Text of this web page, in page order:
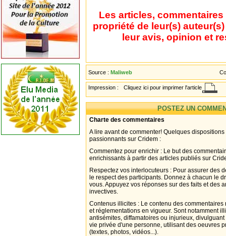
Les articles,
propriété de leur(s)
leur avis, opinion et
Source : Maliweb
Impression : Cliquez ici pour imprimer l'article
POSTEZ UN
Charte des commentaires
A lire avant de commenter! Quelques
passionnants sur Cridem :
Commentez pour enrichir : Le but des
enrichissants à partir des articles publiés sur
Respectez vos interlocuteurs : Pour assurer des
le respect des participants. Donnez à chacun le
vous. Appuyez vos réponses sur des faits et des
invectives.
Contenus illicites : Le contenu des
et réglementations en vigueur. Sont notamment
antisémites, diffamatoires ou injurieux,
vie privée d'une personne, utilisant des oeuvres
(textes, photos, vidéos...).